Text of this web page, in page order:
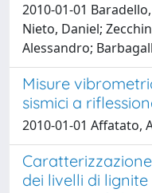
2010-01-01
Nieto, Daniel;
Alessandro;
Misure
sismici a
2010-01-01 Affatato,
dei livelli di